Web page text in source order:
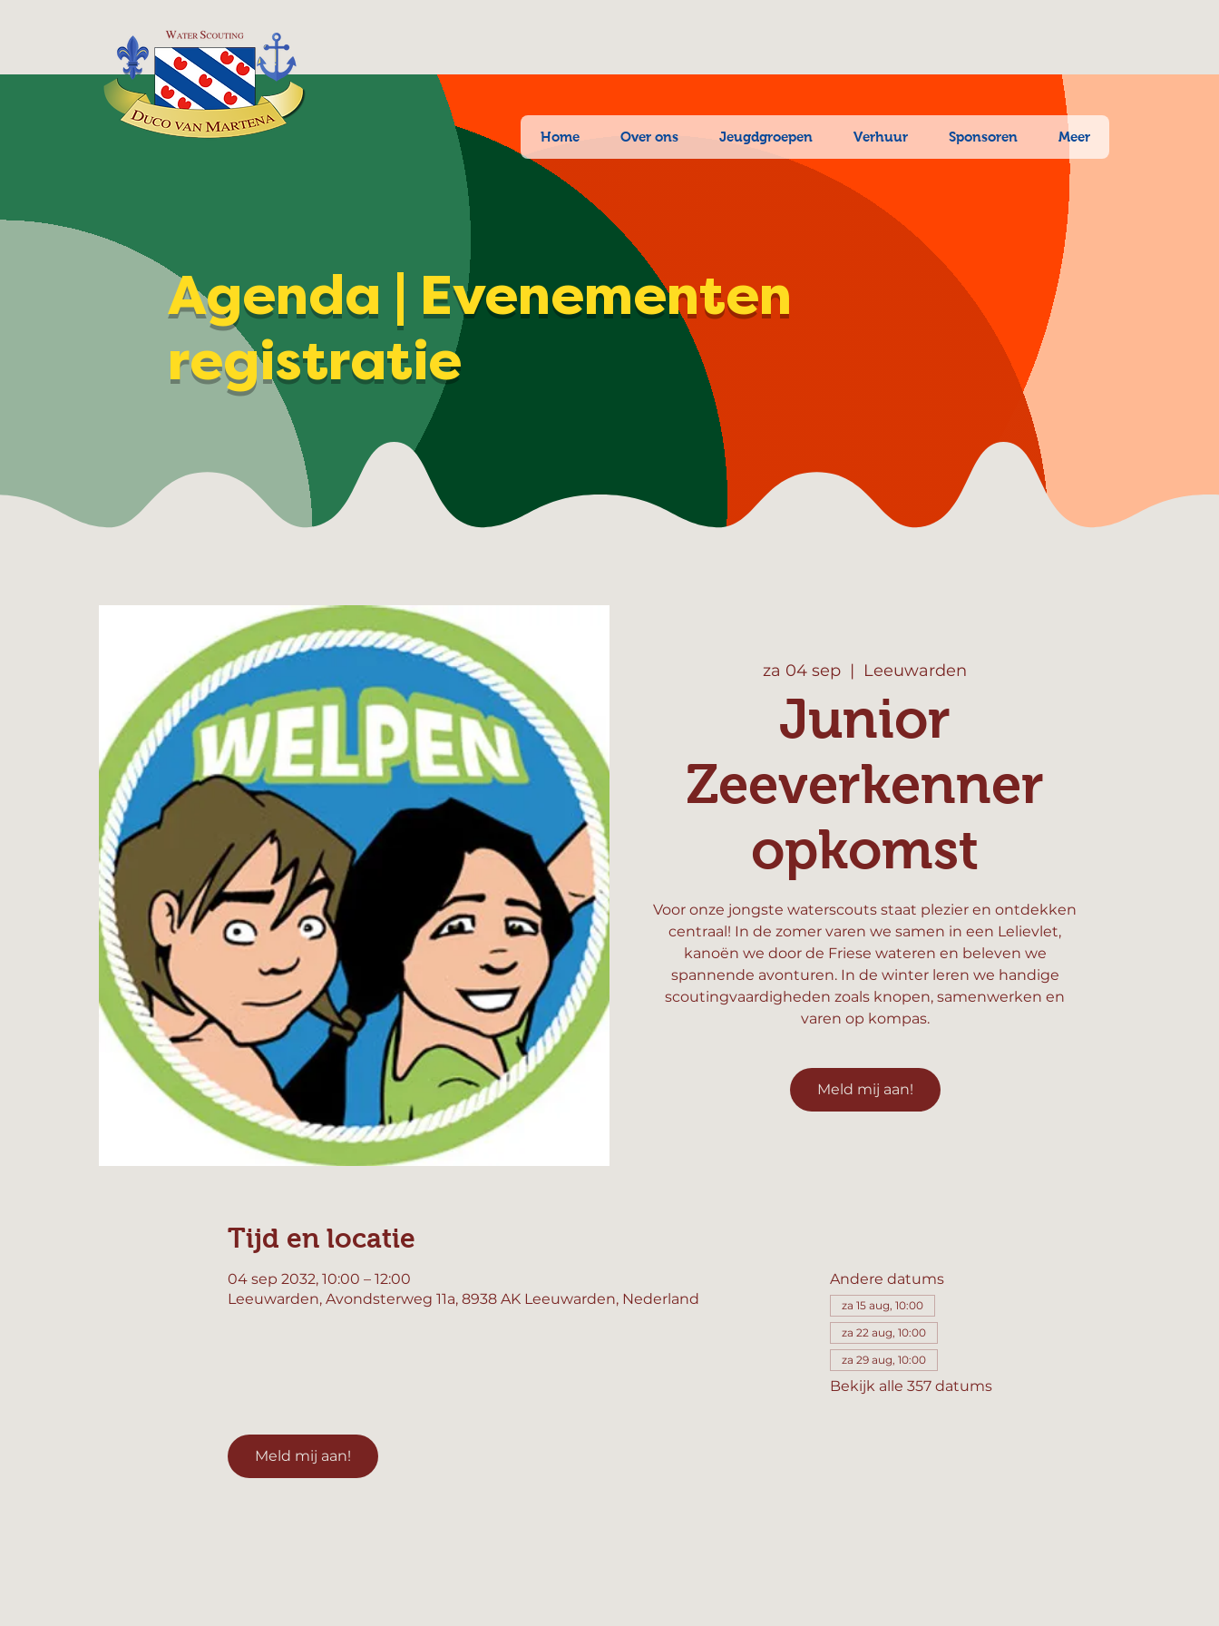
Home Over ons Jeugdgroepen Verhuur Sponsoren Meer
Agenda | Evenementen
registratie
za 04 sep
  |
Leeuwarden
Junior
Zeeverkenner
opkomst
Voor onze jongste waterscouts staat plezier en ontdekken
centraal! In de zomer varen we samen in een Lelievlet,
kanoën we door de Friese wateren en beleven we
spannende avonturen. In de winter leren we handige
scoutingvaardigheden zoals knopen, samenwerken en
varen op kompas.
Meld mij aan!
Tijd en locatie
04 sep 2032, 10:00 – 12:00
Leeuwarden, Avondsterweg 11a, 8938 AK Leeuwarden, Nederland
Andere datums
za 15 aug, 10:00
za 22 aug, 10:00
za 29 aug, 10:00
Bekijk alle 357 datums
Meld mij aan!